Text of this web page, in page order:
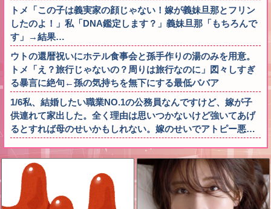
トメ「この子は義実家の顔じゃない！嫁が義妹旦那とフリン
したのよ！」私「DNA鑑定します？」義妹旦那「もちろんで
す」→結果…
ウトの還暦祝いにホテル食事会と孫手作りの湯のみを用意。
トメ「え？旅行じゃないの？周りは旅行なのに」図々しすぎ
る暴言に絶句←孫の気持ちを無下にする最低ババア
1/6私、結婚したい職業NO.1の公務員なんですけど、嫁が子
供連れて家出した。全く理由は思いつかないけど強いてあげ
るとすれば母のせいかもしれない。嫁のせいでアトピー悪…